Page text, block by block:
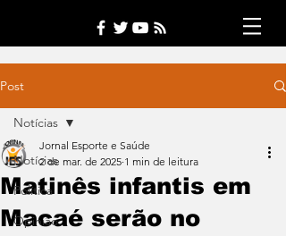
Post
Notícias
Política
Opinião
Notícias
Matinês infantis em
Macaé serão no
Jornal Esporte e Saúde
2 de mar. de 2025 1 min de leitura